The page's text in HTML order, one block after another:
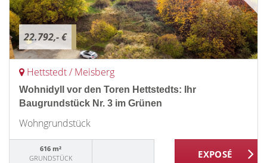
22.792,- €
Hettstedt / Meisberg
Wohnidyll vor den Toren Hettstedts: Ihr
Baugrundstück Nr. 3 im Grünen
Wohngrundstück
616 m²
GRUNDSTÜCK